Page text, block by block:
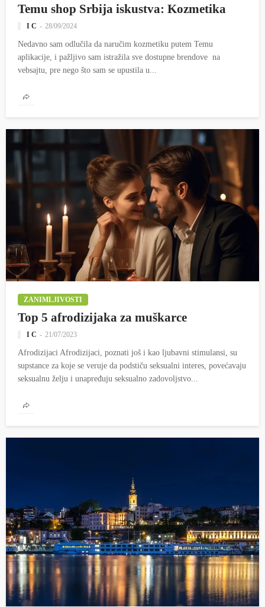
Temu shop Srbija iskustva: Kozmetika
I C 28/09/2024
Nedavno sam odlučila da naručim kozmetiku putem Temu
aplikacije, i pažljivo sam istražila sve dostupne brendove na
vebsajtu, pre nego što sam se upustila u...
ZANIMLJIVOSTI
Top 5 afrodizijaka za muškarce
I C 21/07/2023
Afrodizijaci Afrodizijaci, poznati još i kao ljubavni stimulansi, su
supstance za koje se veruje da podstiču seksualni interes, povećavaju
seksualnu želju i unapređuju seksualno zadovoljstvo...